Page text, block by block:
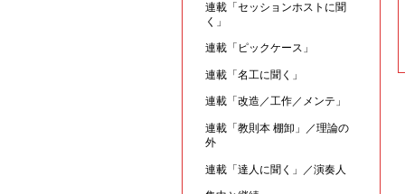
連載「セッションホストに聞
く」
連載「ピックケース」
連載「名工に聞く」
連載「改造／工作／メンテ」
連載「教則本 棚卸」／理論の
外
連載「達人に聞く」／演奏人